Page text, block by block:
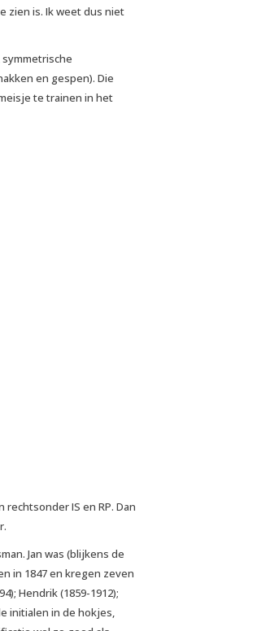
zien is. Ik weet dus niet
en gespen). Die
te trainen in het
IS en RP. Dan
Jan was (blijkens de
in 1847 en kregen zeven
Hendrik (1859-1912);
initialen in de hokjes,